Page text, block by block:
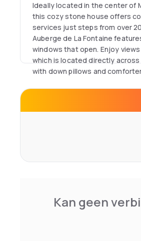
Ideally located in the center of
this cozy stone house offers
services just steps from over
Auberge de La Fontaine
windows that open. Enjoy
which is located directly
with down pillows and
Kan geen